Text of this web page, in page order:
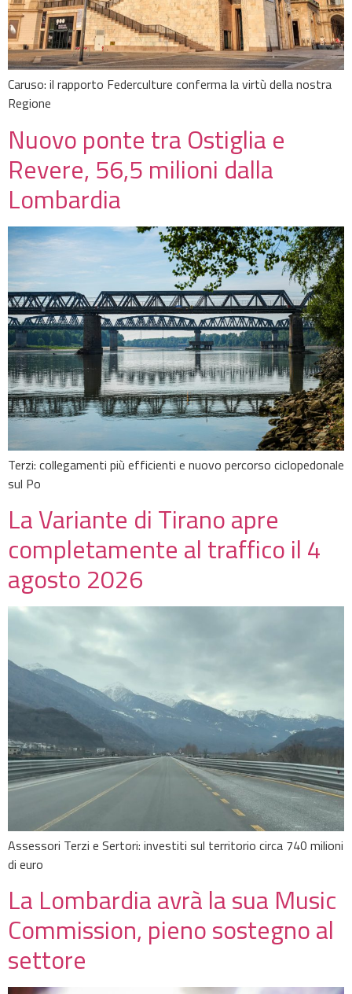
Caruso: il rapporto Federculture conferma la virtù della nostra
Regione
Nuovo ponte tra Ostiglia e
Revere, 56,5 milioni dalla
Lombardia
Terzi: collegamenti più efficienti e nuovo percorso ciclopedonale
sul Po
La Variante di Tirano apre
completamente al traffico il 4
agosto 2026
Assessori Terzi e Sertori: investiti sul territorio circa 740 milioni
di euro
La Lombardia avrà la sua Music
Commission, pieno sostegno al
settore